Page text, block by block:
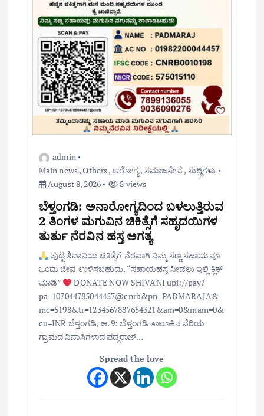
admin
Main news,Others, ಆರೋಗ್ಯ, ಸಮಾಜಸೇವೆ , ಸುದ್ದಿಗಳು
August 8, 2026
8 views
ಬೆಳ್ತಂಗಡಿ: ಅನಾರೋಗ್ಯದಿಂದ ಬಳಲುತ್ತಿರುವ
2 ತಿಂಗಳ ಮಗುವಿನ ಚಿಕಿತ್ಸೆಗೆ ಸಹೃದಯಿಗಳ
ತುರ್ತು ನೆರವಿನ ಹಸ್ತ ಅಗತ್ಯ
ಪುಟ್ಟ ಶಿವಾನಿಯ ಚಿಕಿತ್ಸೆಗೆ ನೆರವಾಗಿ ನಿಮ್ಮ ಸಣ್ಣ ಸಹಾಯವೂ
ಒಂದು ಜೀವ ಉಳಿಸಬಹುದು. “ಸಹಾಯಹಸ್ತ ನೀಡಲು ಇಲ್ಲಿ ಕ್ಲಿಕ್
ಮಾಡಿ”
DONATE NOW SHIVANI upi://pay?
pa=107044785044457@cnrb&pn=PADMARAJA&
mc=5198&tr=1234567887654321&am=0&mam=0&
cu=INR ಬೆಳ್ತಂಗಡಿ, ಆ. 9: ಬೆಳ್ತಂಗಡಿ ತಾಲೂಕಿನ ನೆರಿಯ
ಗ್ರಾಮದ ನಿವಾಸಿಗಳಾದ ಪದ್ಮರಾಜ್…
Spread the love